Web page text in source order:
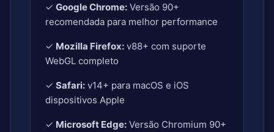
✓ Google Chrome: Versão 90+
recomendada para melhor performance
✓ Mozilla Firefox: v88+ com suporte
WebGL completo
✓ Safari: v14+ para macOS e iOS
dispositivos Apple
✓ Microsoft Edge: Versão Chromium 90+